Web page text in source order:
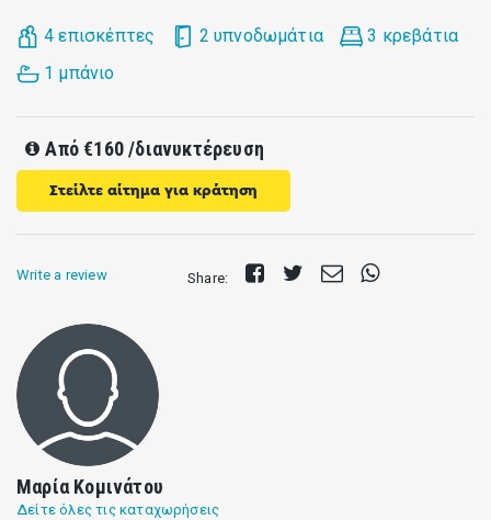
4 επισκέπτες 2 υπνοδωμάτια
3 κρεβάτια
1 μπάνιο
Από€160/διανυκτέρευση
Στείλτε αίτημα για κράτηση
Write a review Share:
Share
on
Tweet
SendShare
on
Μαρία Κομινάτου
Δείτε όλες τις καταχωρήσεις